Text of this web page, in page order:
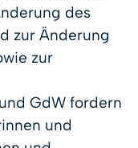
des
zur Änderung
zur
GdW fordern
und